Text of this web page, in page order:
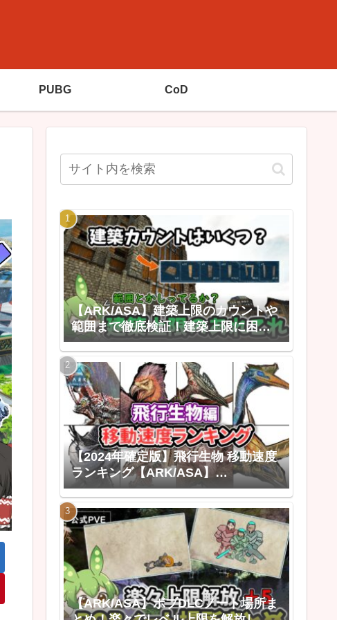
PUBG CoD
【ARK/ASA】建築上限のカウントや
範囲まで徹底検証！建築上限に困ら
なくなる建築上限のあれこれ
【2024年確定版】飛行生物 移動速度
ランキング【ARK/ASA】
【ARK:Survival Ascended ゆっくり
解説】
【ARK/ASA】ボブDLCノート場所ま